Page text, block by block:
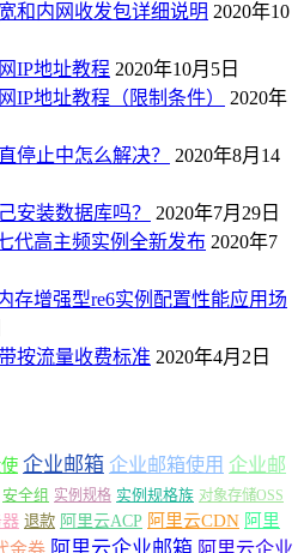
和内网收发包详细说明 2020年10
IP地址教程 2020年10月5日
IP地址教程（限制条件）
2020年
停止中怎么解决？
2020年8月14
安装数据库吗？
2020年7月29日
代高主频实例全新发布 2020年7
存增强型re6实例配置性能应用场
按流量收费标准 2020年4月2日
企业邮箱 企业邮箱使用 企业邮
安全组 实例规格 实例规格族 对象存储OSS
退款 阿里云ACP 阿里云CDN 阿里
金券 阿里云企业邮箱 阿里云企业